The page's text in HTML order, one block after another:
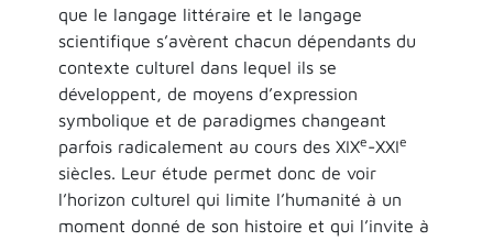
que le langage littéraire et le langage
scientifique s’avèrent chacun dépendants du
contexte culturel dans lequel ils se
développent, de moyens d’expression
symbolique et de paradigmes changeant
parfois radicalement au cours des XIXe-XXIe
siècles. Leur étude permet donc de voir
l’horizon culturel qui limite l’humanité à un
moment donné de son histoire et qui l’invite à